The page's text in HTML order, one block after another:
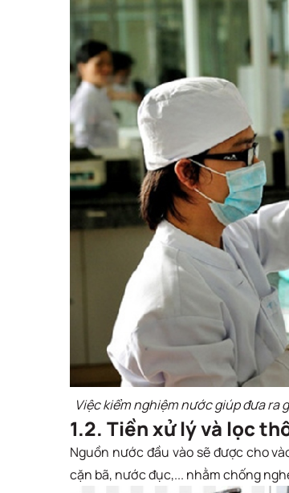
Việc kiểm nghiệm nước giúp đưa ra
1.2. Tiền xử lý và lọc
Nguồn nước đầu vào sẽ được cho
cặn bã, nước đục,... nhằm chống